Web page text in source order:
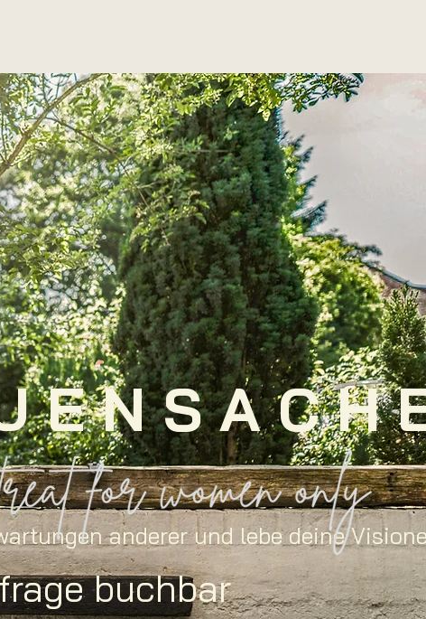
E N S A C H
anderer und lebe deine
buchbar